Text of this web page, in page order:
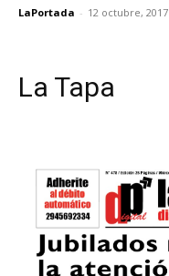
LaPortada - 12 octubre, 2017
La Tapa